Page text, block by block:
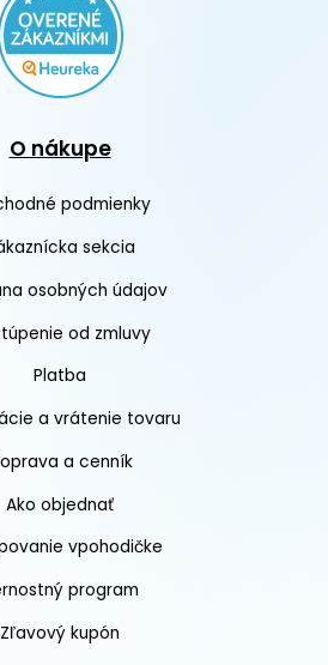
O nákupe
podmienky
sekcia
osobných údajov
od zmluvy
Platba
a vrátenie tovaru
a cenník
Ako objednať
vpohodičke
program
Zľavový kupón